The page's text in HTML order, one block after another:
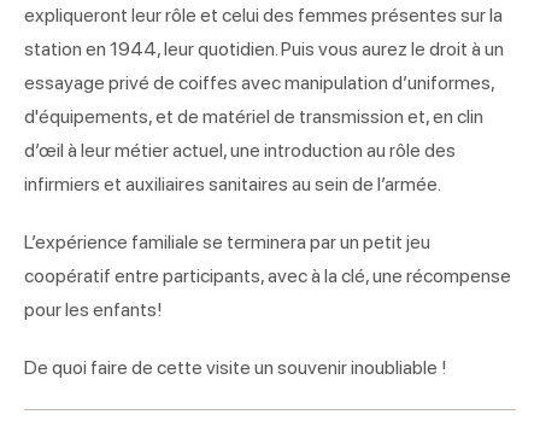
expliqueront leur rôle et celui des femmes présentes sur la
station en 1944, leur quotidien. Puis vous aurez le droit à un
essayage privé de coiffes avec manipulation d’uniformes,
d'équipements, et de matériel de transmission et, en clin
d’œil à leur métier actuel, une introduction au rôle des
infirmiers et auxiliaires sanitaires au sein de l’armée.
L’expérience familiale se terminera par un petit jeu
coopératif entre participants, avec à la clé, une récompense
pour les enfants!
De quoi faire de cette visite un souvenir inoubliable !